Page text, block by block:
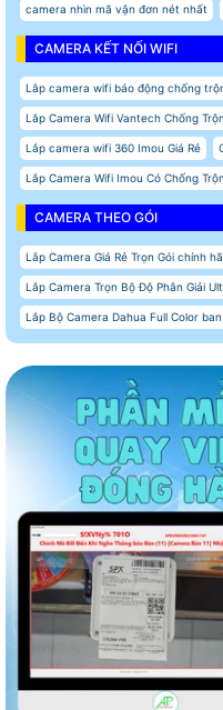
camera nhìn mã vận đơn nét nhất
CAMERA KẾT NỐI WIFI
Lắp camera wifi báo động chống
Lăp Camera Wifi Vantech Chống
Lắp camera wifi 360 Imou Giá Rẻ
Lắp Camera Wifi Imou Có Chống
CAMERA THEO GÓI
Lắp Camera Giá Rẻ Trọn Gói chính
Lắp Camera Trọn Bộ Độ Phân Giải
Lắp Bộ Camera Dahua Full Color